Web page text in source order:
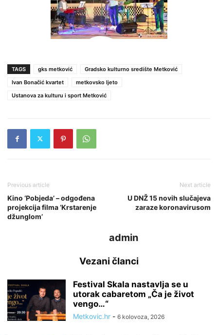
TAGS gks metković
Gradsko kulturno središte Metković
Ivan Bonačić kvartet
metkovsko ljeto
Ustanova za kulturu i sport Metković
Previous article
Kino ‘Pobjeda’ – odgođena
projekcija filma ‘Krstarenje
džunglom’
Next article
U DNŽ 15 novih slučajeva
zaraze koronavirusom
admin
Vezani članci
Festival Skala nastavlja se u
utorak cabaretom „Ča je život
vengo…“
Metkovic.hr - 6 kolovoza, 2026